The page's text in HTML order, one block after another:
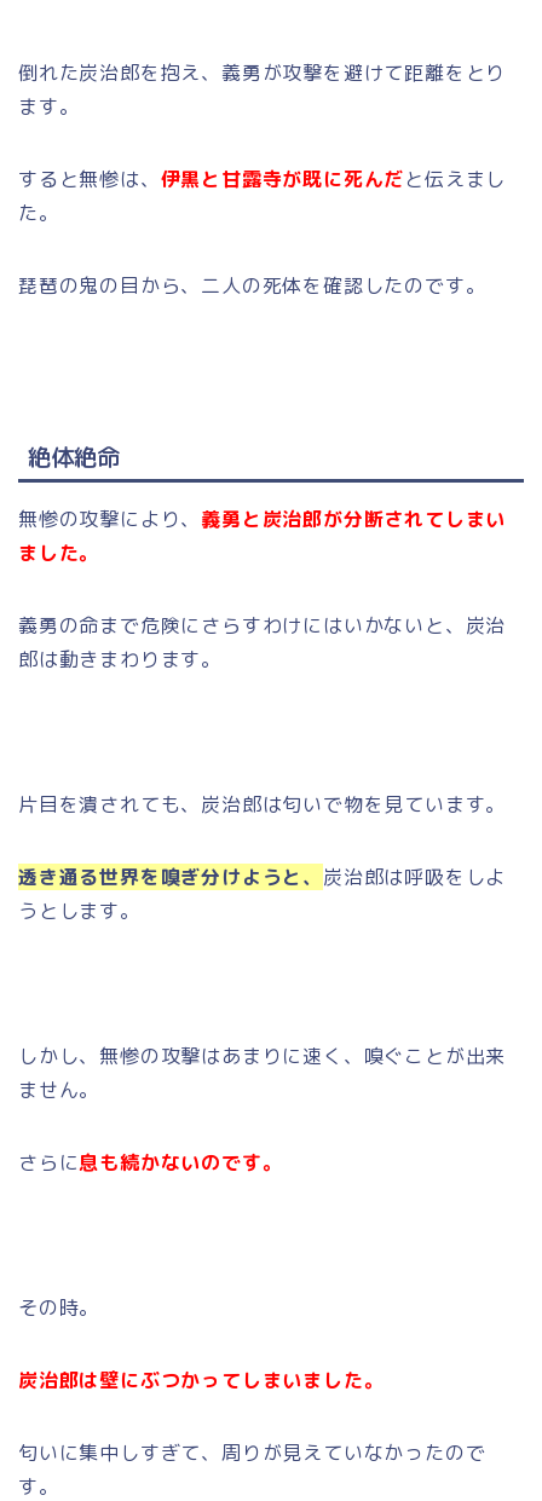
倒れた炭治郎を抱え、義勇が攻撃を避けて距離をとり
ます。
すると無惨は、 伊黒と甘露寺が既に死んだと伝えまし
た。
琵琶の鬼の目から、二人の死体を確認したのです。
絶体絶命
無惨の攻撃により、義勇と炭治郎が分断されてしまい
ました。
義勇の命まで危険にさらすわけにはいかないと、炭治
郎は動きまわります。
片目を潰されても、炭治郎は匂いで物を見ています。
透き通る世界を嗅ぎ分けようと、 炭治郎は呼吸をしよ
うとします。
しかし、無惨の攻撃はあまりに速く、嗅ぐことが出来
ません。
さらに息も続かないのです。
その時。
炭治郎は壁にぶつかってしまいました。
匂いに集中しすぎて、周りが見えていなかったので
す。